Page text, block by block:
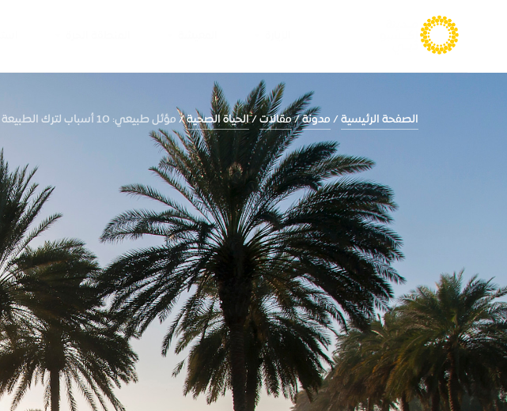
الصفحة الرئيسية مدونة مقالات الحياة الصحية مؤئل طبيعي: 10 أسباب لترك الطبيعة تأخذ م...